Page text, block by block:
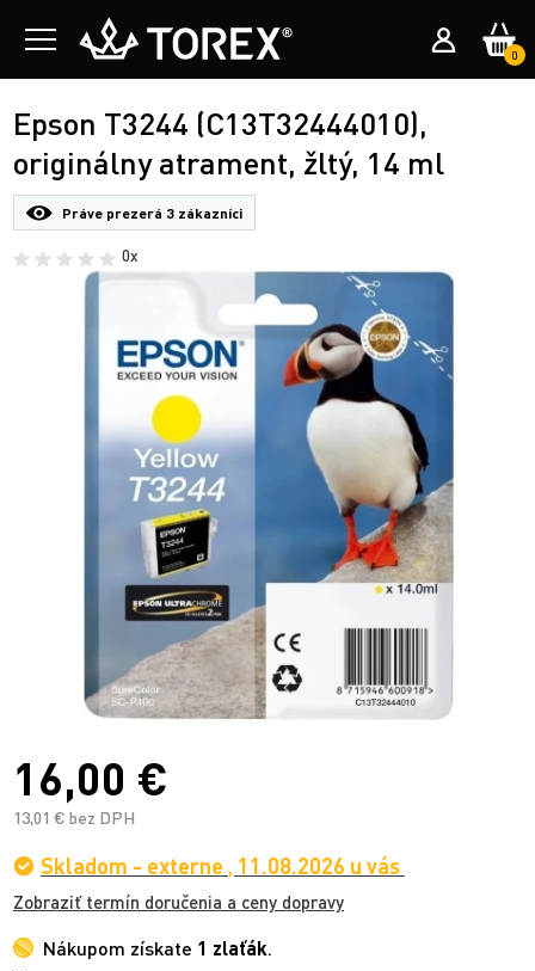
0
Epson T3244 (C13T32444010),
originálny atrament, žltý, 14 ml
Práve prezerá 3 zákazníci
0x
16,00 €
13,01 € bez DPH
Skladom - externe , 11.08.2026 u vás
Zobraziť termín doručenia a ceny dopravy
Nákupom získate 1 zlaťák.